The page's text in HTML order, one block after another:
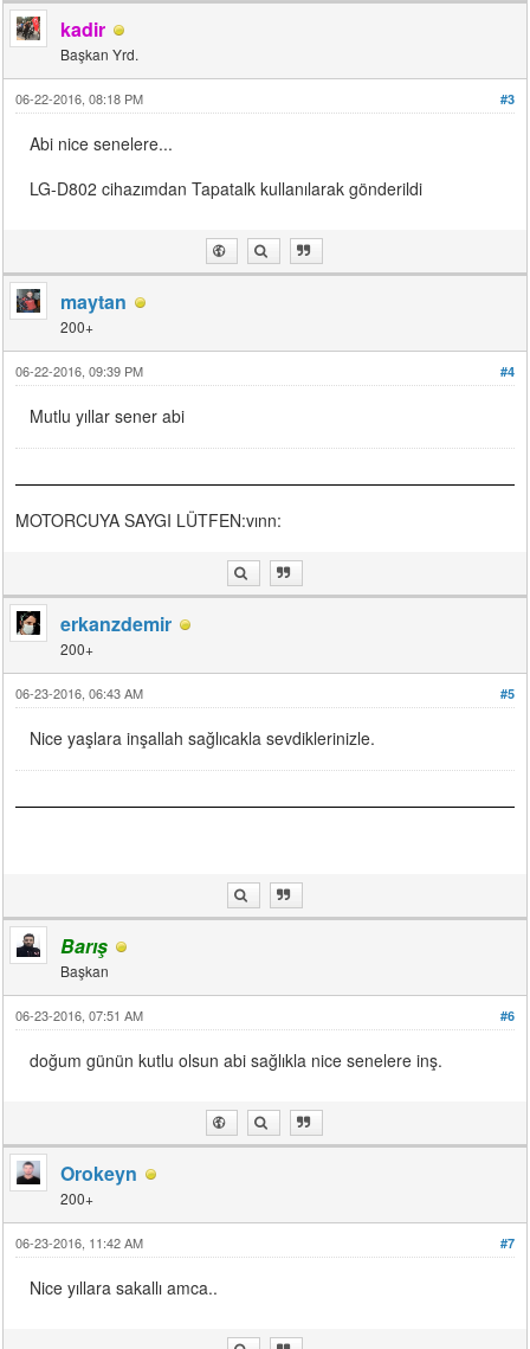
kadir
Başkan Yrd.
#3
06-22-2016, 08:18 PM
Abi nice senelere...
LG-D802 cihazımdan Tapatalk kullanılarak gönderildi
maytan
200+
#4
06-22-2016, 09:39 PM
Mutlu yıllar sener abi
MOTORCUYA SAYGI LÜTFEN:vınn:
erkanzdemir
200+
#5
06-23-2016, 06:43 AM
Nice yaşlara inşallah sağlıcakla sevdiklerinizle.
Barış
Başkan
#6
06-23-2016, 07:51 AM
doğum günün kutlu olsun abi sağlıkla nice senelere inş.
Orokeyn
200+
#7
06-23-2016, 11:42 AM
Nice yıllara sakallı amca..